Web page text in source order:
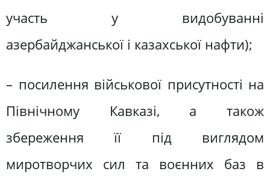
участь у видобуванні
азербайджанської і казахської нафти);
– посилення військової присутності на
Північному Кавказі, а також
збереження її під виглядом
миротворчих сил та воєнних баз в